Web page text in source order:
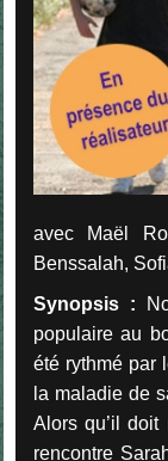
avec Maël
Benssalah,
Synopsis :
populaire au
été rythmé par
la maladie de
Alors qu’il
rencontre